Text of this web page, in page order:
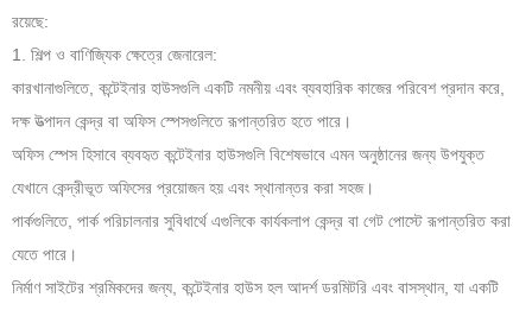
রয়েছে:
1. শিল্প ও বাণিজ্যিক ক্ষেত্রে জেনারেল:
কারখানাগুলিতে, কন্টেইনার হাউসগুলি একটি নমনীয় এবং ব্যবহারিক কাজের পরিবেশ প্রদান করে,
দক্ষ উত্পাদন কেন্দ্র বা অফিস স্পেসগুলিতে রূপান্তরিত হতে পারে।
অফিস স্পেস হিসাবে ব্যবহৃত কন্টেইনার হাউসগুলি বিশেষভাবে এমন অনুষ্ঠানের জন্য উপযুক্ত
যেখানে কেন্দ্রীভূত অফিসের প্রয়োজন হয় এবং স্থানান্তর করা সহজ।
পার্কগুলিতে, পার্ক পরিচালনার সুবিধার্থে এগুলিকে কার্যকলাপ কেন্দ্র বা গেট পোস্টে রূপান্তরিত করা
যেতে পারে।
নির্মাণ সাইটের শ্রমিকদের জন্য, কন্টেইনার হাউস হল আদর্শ ডরমিটরি এবং বাসস্থান, যা একটি